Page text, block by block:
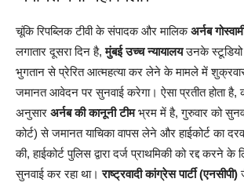
चूंकि रिपब्लिक टीवी के संपादक और मालिकअर्नब
लगातार दूसरा दिन है,मुंबई उच्च न्यायालयउनके
भुगतान से प्रेरित आत्महत्या कर लेने के मामले में
जमानत आवेदन पर सुनवाई करेगा। ऐसा प्रतीत होता है,
अनुसार अर्नब की कानूनी टीमभ्रम में है, गुरुवार को
कोर्ट) से जमानत याचिका वापस लेने और हाईकोर्ट का
की, हाईकोर्ट पुलिस द्वारा दर्ज प्राथमिकी को रद्द करने
सुनवाई कर रहा था।राष्ट्रवादी कांग्रेस पार्टी (एनसीपी)